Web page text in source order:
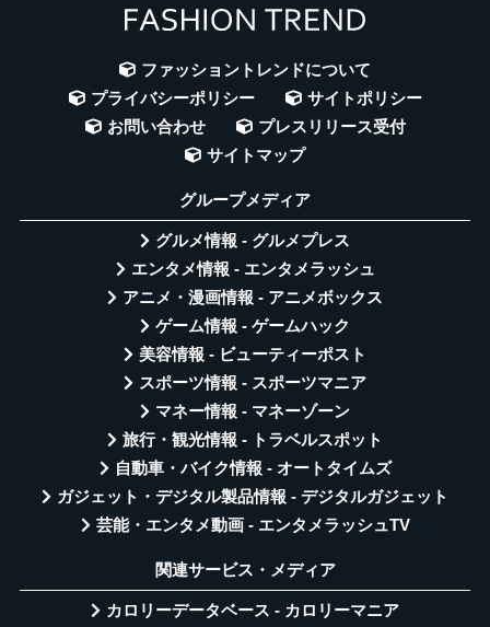
ファッショントレンドについて
プライバシーポリシー
サイトポリシー
お問い合わせ
プレスリリース受付
サイトマップ
グループメディア
グルメ情報 - グルメプレス
エンタメ情報 - エンタメラッシュ
アニメ・漫画情報 - アニメボックス
ゲーム情報 - ゲームハック
美容情報 - ビューティーポスト
スポーツ情報 - スポーツマニア
マネー情報 - マネーゾーン
旅行・観光情報 - トラベルスポット
自動車・バイク情報 - オートタイムズ
ガジェット・デジタル製品情報 - デジタルガジェット
芸能・エンタメ動画 - エンタメラッシュTV
関連サービス・メディア
カロリーデータベース - カロリーマニア